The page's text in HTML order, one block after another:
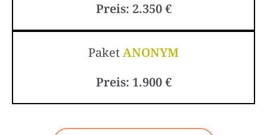
Preis: 2.350 €
PaketANONYM
Preis: 1.900 €